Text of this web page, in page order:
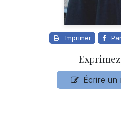
Imprimer
Écrire un